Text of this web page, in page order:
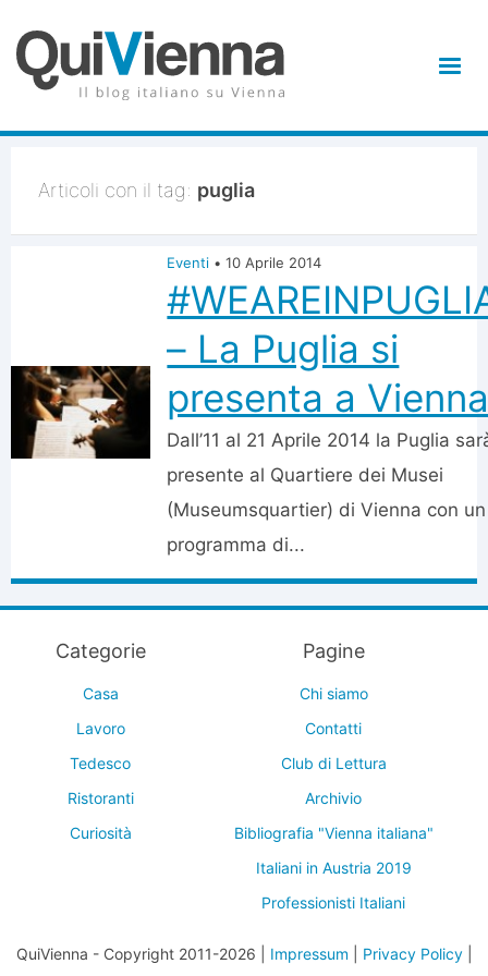
Articoli con il tag: puglia
Eventi • 10 Aprile 2014
– La Puglia si
presenta a
Dall’11 al 21 Aprile 2014 la Puglia
presente al Quartiere dei Musei
(Museumsquartier) di Vienna con un
programma di...
Categorie
Casa
Lavoro
Tedesco
Ristoranti
Curiosità
Pagine
Chi siamo
Contatti
Club di Lettura
Archivio
Bibliografia "Vienna italiana"
Italiani in Austria 2019
Professionisti Italiani
QuiVienna - Copyright 2011-2026 | Impressum Privacy Policy|